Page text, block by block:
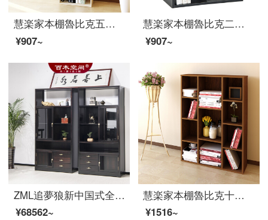
慧楽家本棚魯比克五階セット収納整理棚簡易大容量ロッカー白楓色11055-1
¥907~
慧楽家本棚魯比克二階セットロッカー雑物収納棚黒11277
¥907~
ZML追夢狼新中国式全木黄金檀書棚現代簡易書斎家具収納棚棚ガラス戸付きオーダーメイド書棚（烏金木単一）
¥68562~
慧楽家本棚魯比克十格ロッカー棚棚深紅チェリー木色11107
¥1516~